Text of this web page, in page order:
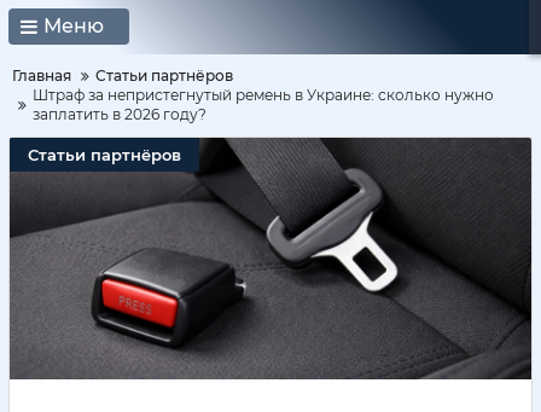
Меню
Главная
Статьи партнёров
Штраф за непристегнутый ремень в Украине: сколько нужно
заплатить в 2026 году?
Статьи партнёров